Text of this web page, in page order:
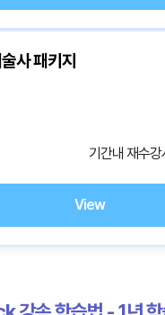
사 패키지
기간내 재수강
View